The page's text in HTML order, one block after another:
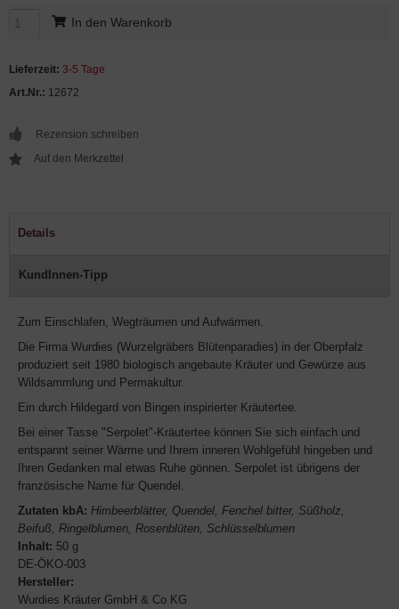
In den Warenkorb
Lieferzeit: 3-5 Tage
Art.Nr.: 12672
Rezension schreiben
Details
KundInnen-Tipp
Zum Einschlafen, Wegträumen und Aufwärmen.
Die Firma Wurdies (Wurzelgräbers Blütenparadies) in der Oberpfalz
produziert seit 1980 biologisch angebaute Kräuter und Gewürze aus
Wildsammlung und Permakultur.
Ein durch Hildegard von Bingen inspirierter Kräutertee.
Bei einer Tasse "Serpolet"-Kräutertee können Sie sich einfach und
entspannt seiner Wärme und Ihrem inneren Wohlgefühl hingeben und
Ihren Gedanken mal etwas Ruhe gönnen. Serpolet ist übrigens der
französische Name für Quendel.
Zutaten kbA: Himbeerblätter, Quendel, Fenchel bitter, Süßholz,
Beifuß, Ringelblumen, Rosenblüten, Schlüsselblumen
Inhalt: 50 g
DE-ÖKO-003
Hersteller:
Wurdies Kräuter GmbH & Co KG